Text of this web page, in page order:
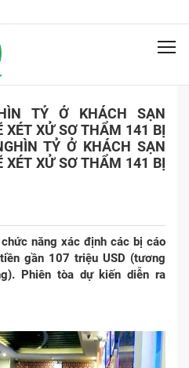
TỶ Ở KHÁCH SẠN
XÉT XỬ SƠ THẨM 141 BỊ
TỶ Ở KHÁCH SẠN
XÉT XỬ SƠ THẨM 141 BỊ
năng xác định các bị cáo
gần 107 triệu USD (tương
Phiên tòa dự kiến diễn ra